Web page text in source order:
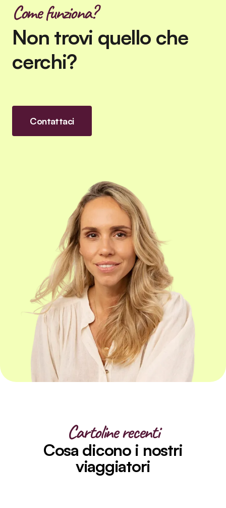
Come funziona?
Non trovi quello che
cerchi?
Contattaci
Cartoline recenti
Cosa dicono i nostri
viaggiatori